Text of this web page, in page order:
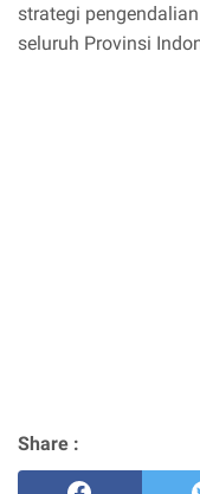
strategi
seluruh Provinsi
Share :